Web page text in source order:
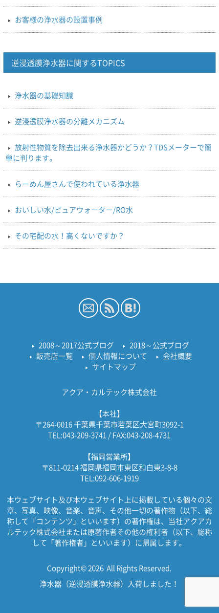
お客様の浄水器の設置事例
逆浸透膜浄水器に関するTOPICS
浄水器の基礎知識
逆浸透膜浄水器の分離メカニズム
放射性物質を除去出来る浄水器かどうか？TDSメーターで簡
単に判ります。
らーめん屋さんで使われている浄水器
おいしい水/ピュアウォーター/RO水
その宅配の水！高くないですか？
2008～2017公式ブログ
2018～公式ブログ
販売店一覧
個人情報について
会社概要
サイトマップ
アクア・カルテック株式会社
【本社】
〒264-0016 千葉県千葉市若葉区大宮町3092-1
TEL:043-209-3741 / FAX:043-208-4731
【福岡営業所】
〒811-0214 福岡県福岡市東区和白東3-8-8
TEL:092-606-1919
本ウェブサイト及び本ウェブサイト上に掲載している個々の文
章、写真、映像、音楽、音声、その他一切の著作物（以下、総
称して「コンテンツ」といいます）の著作権は、当社アクアカ
ルテック株式会社または原著作者その他の権利者（以下、総称
して「著作権者」といいます）に帰属します。
Copyright© 2026 All Rights Reserved.
浄水器（逆浸透膜浄水器）入荷しました！